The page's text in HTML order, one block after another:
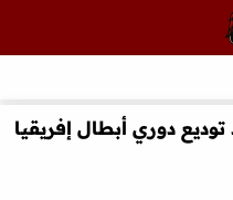
توديع دوري أبطال إفريقيا